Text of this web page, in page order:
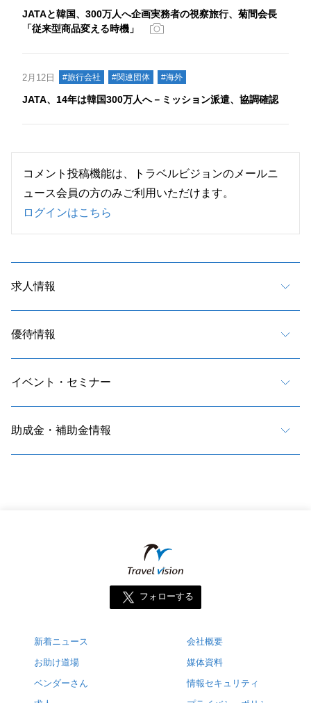
JATAと韓国、300万人へ企画実務者の視察旅行、菊間会長
「従来型商品変える時機」
2月12日 #旅行会社 #関連団体 #海外
JATA、14年は韓国300万人へ－ミッション派遣、協調確認
コメント投稿機能は、トラベルビジョンのメールニ
ュース会員の方のみご利用いただけます。
ログインはこちら
求人情報
優待情報
イベント・セミナー
助成金・補助金情報
フォローする
新着ニュース
お助け道場
ベンダーさん
会社概要
媒体資料
情報セキュリティ